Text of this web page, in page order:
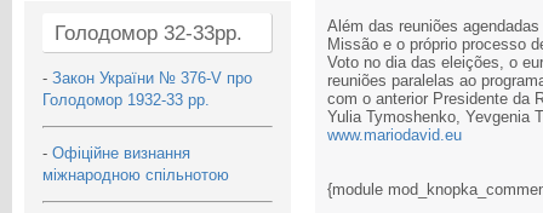
Голодомор 32-33рр.
- Закон України № 376-V про
Голодомор 1932-33 рр.
- Офіційне визнання
міжнародною спільнотою
Além das reuniões
Missão e o próprio processo
Voto no dia das eleições, o
reuniões paralelas ao
com o anterior Presidente da
Yulia Tymoshenko, Yevgenia
www.mariodavid.eu
{module